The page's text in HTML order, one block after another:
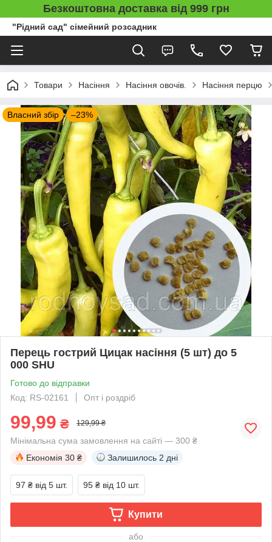
Безкоштовна доставка від 999 грн
"Рідний сад" сімейний розсадник
Товари Насіння Насіння овочів. Насіння перцю
Власний збір –23%
Перець гострий Цицак насіння (5 шт) до 5
000 SHU
Готово до відправки
Код: RS-02161
Опт і роздріб
99,99 ₴ 129,99 ₴
Мінімальна сума замовлення на сайті — 300 ₴
Економія 30 ₴ Залишилось 2 дні
97 ₴ від 5 шт. 95 ₴ від 10 шт.
Купити
або